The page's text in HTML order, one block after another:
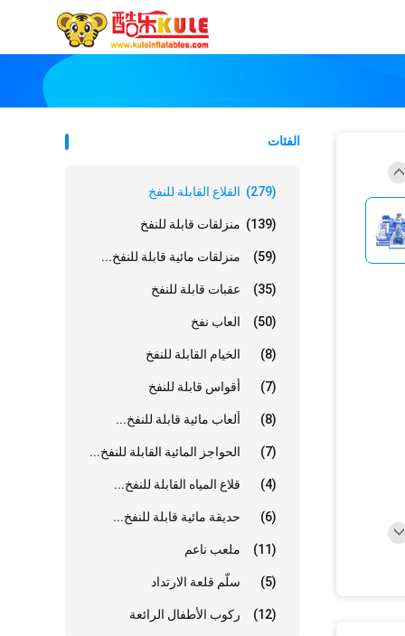
الفئات
القلاع القابلة للنفخ (279)
منزلقات قابلة للنفخ (139)
منزلقات مائية قابلة للنفخ... (59)
عقبات قابلة للنفخ (35)
العاب نفخ (50)
الخيام القابلة للنفخ (8)
أقواس قابلة للنفخ (7)
ألعاب مائية قابلة للنفخ... (8)
الحواجز المائية القابلة للنفخ... (7)
قلاع المياه القابلة للنفخ... (4)
حديقة مائية قابلة للنفخ... (6)
ملعب ناعم (11)
سلّم قلعة الارتداد (5)
ركوب الأطفال الرائعة (12)